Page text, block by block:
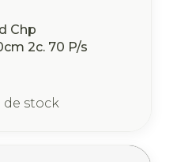
Chp
2c. 70 P/s
stock